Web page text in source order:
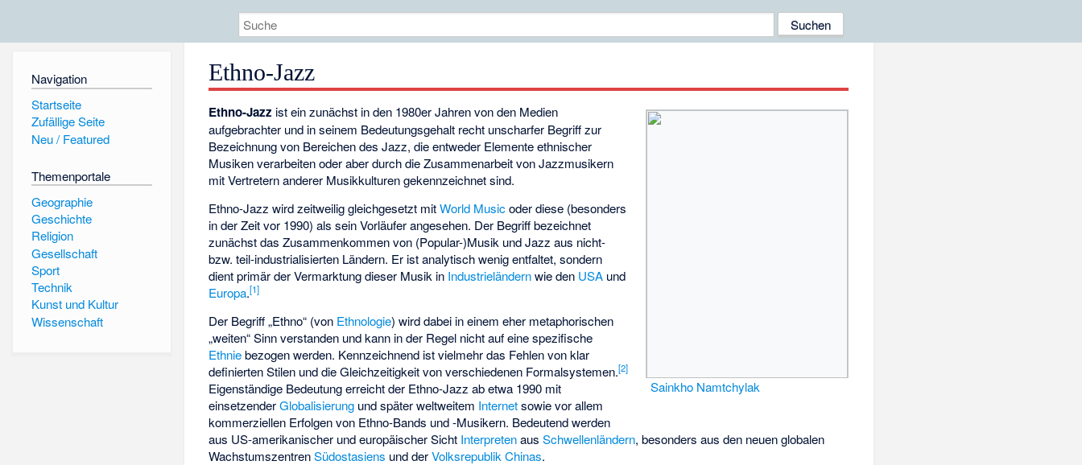
Navigation
Startseite
Zufällige Seite
Neu / Featured
Themenportale
Geographie
Geschichte
Religion
Gesellschaft
Sport
Technik
Kunst und Kultur
Wissenschaft
Ethno-Jazz
Sainkho Namtchylak
Ethno-Jazz ist ein zunächst in den 1980er Jahren von den Medien
aufgebrachter und in seinem Bedeutungsgehalt recht unscharfer Begriff zur
Bezeichnung von Bereichen des Jazz, die entweder Elemente ethnischer
Musiken verarbeiten oder aber durch die Zusammenarbeit von Jazzmusikern
mit Vertretern anderer Musikkulturen gekennzeichnet sind.
Ethno-Jazz wird zeitweilig gleichgesetzt mitWorld Musicoder diese (besonders
in der Zeit vor 1990) als sein Vorläufer angesehen. Der Begriff bezeichnet
zunächst das Zusammenkommen von (Popular-)Musik und Jazz aus nicht-
bzw. teil-industrialisierten Ländern. Er ist analytisch wenig entfaltet, sondern
dient primär der Vermarktung dieser Musik in Industrieländernwie den USA und
Europa.[1]
Der Begriff „Ethno“ (von Ethnologie) wird dabei in einem eher metaphorischen
„weiten“ Sinn verstanden und kann in der Regel nicht auf eine spezifische
Ethniebezogen werden. Kennzeichnend ist vielmehr das Fehlen von klar
definierten Stilen und die Gleichzeitigkeit von verschiedenen Formalsystemen.[2]
Eigenständige Bedeutung erreicht der Ethno-Jazz ab etwa 1990 mit
einsetzenderGlobalisierung und später weltweitem Internetsowie vor allem
kommerziellen Erfolgen von Ethno-Bands und -Musikern. Bedeutend werden
aus US-amerikanischer und europäischer Sicht InterpretenausSchwellenländern, besonders aus den neuen globalen
WachstumszentrenSüdostasiens und derVolksrepublik Chinas.